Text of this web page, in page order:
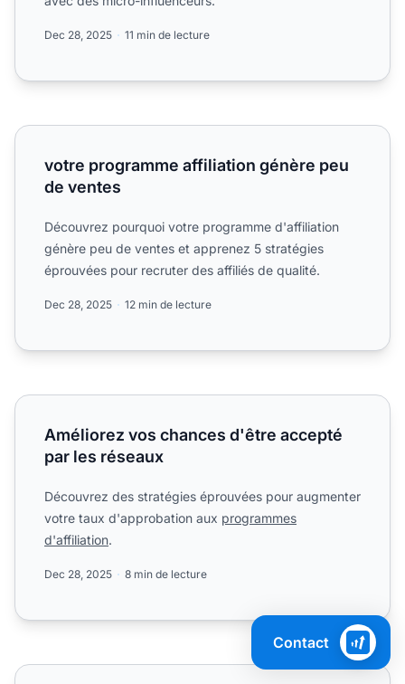
Dec 28, 2025 11 min de lecture
votre programme affiliation génère peu de ventes
votre programme affiliation génère peu
de ventes
Découvrez pourquoi votre programme d'affiliation
génère peu de ventes et apprenez 5 stratégies
éprouvées pour recruter des affiliés de qualité.
Dec 28, 2025 12 min de lecture
Améliorez vos chances d'être accepté par les réseaux
Améliorez vos chances d'être accepté
par les réseaux
Découvrez des stratégies éprouvées pour augmenter
votre taux d'approbation aux programmes
d'affiliation.
Dec 28, 2025 8 min de lecture
assurer des partenariats réussis avec des freelances en
Contact